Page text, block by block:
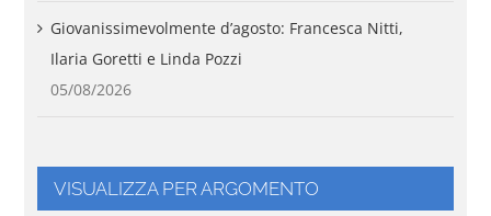
Giovanissimevolmente d’agosto: Francesca Nitti,
Ilaria Goretti e Linda Pozzi
05/08/2026
VISUALIZZA PER ARGOMENTO